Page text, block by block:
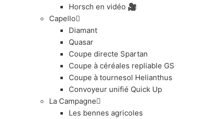
Horsch en vidéo 🎥
Capello
Diamant
Quasar
Coupe directe Spartan
Coupe à céréales repliable GS
Coupe à tournesol Helianthus
Convoyeur unifié Quick Up
La Campagne
Les bennes agricoles